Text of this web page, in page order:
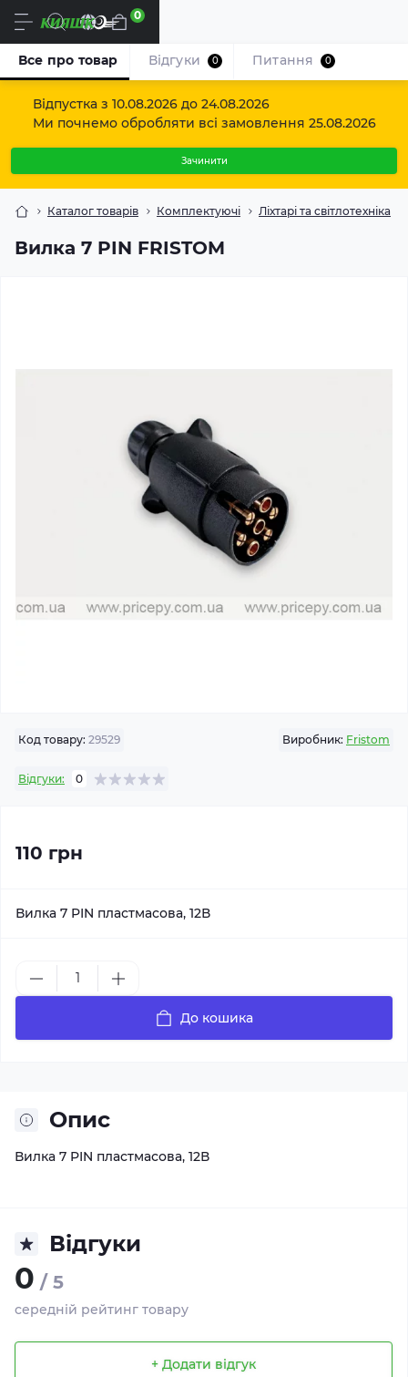
Відпустка з 10.08.2026 до 24.08.2026
Ми почнемо обробляти всі замовлення 25.08.2026
Зачинити
Uk 0
Каталог товарів Комплектуючі Ліхтарі та світлотехніка
Вилка 7 PIN FRISTOM
Все про товар Відгуки 0 Питання 0
Код товару: 29529 Виробник: Fristom
Відгуки: 0
110 грн
Вилка 7 PIN пластмасова, 12В
До кошика
Опис
Вилка 7 PIN пластмасова, 12В
Відгуки
0 / 5
середній рейтинг товару
+ Додати відгук